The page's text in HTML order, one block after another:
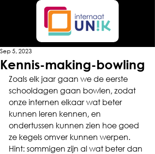
Kennis-making-bowling
Sep 5, 2023
Zoals elk jaar gaan we de eerste
schooldagen gaan bowlen, zodat
onze internen elkaar wat beter
kunnen leren kennen, en
ondertussen kunnen zien hoe goed
ze kegels omver kunnen werpen.
Hint: sommigen zijn al wat beter dan